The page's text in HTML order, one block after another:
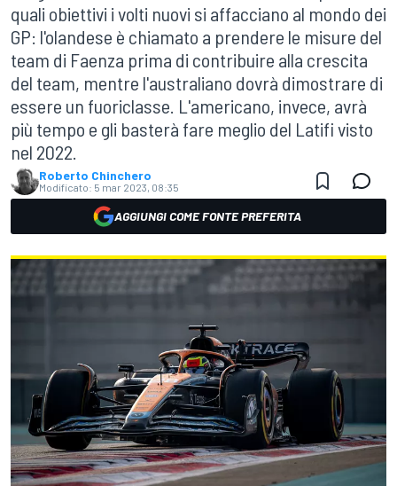
quali obiettivi i volti nuovi si affacciano al mondo dei
GP: l'olandese è chiamato a prendere le misure del
team di Faenza prima di contribuire alla crescita
del team, mentre l'australiano dovrà dimostrare di
essere un fuoriclasse. L'americano, invece, avrà
più tempo e gli basterà fare meglio del Latifi visto
nel 2022.
Roberto Chinchero
Modificato: 5 mar 2023, 08:35
AGGIUNGI COME FONTE PREFERITA